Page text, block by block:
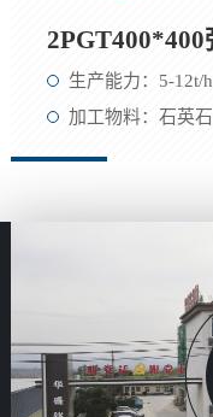
生产能力：5-12t/h
加工物料：石英石